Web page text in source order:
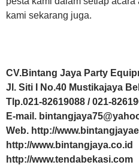
kami sekarang juga.
CV.Bintang Jaya Party
Jl. Siti I No.40 Mustikajaya
Tlp.021-82619088 / 021-
E-mail.
Web. http://
http://www.bintangjaya.co.id
http://www.tendabekasi.com